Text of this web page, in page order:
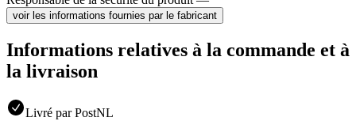
voir les informations fournies par le fabricant
Informations relatives à la commande et à
la livraison
Livré par PostNL